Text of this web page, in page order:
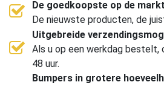
De goedkoopste op de markt
De nieuwste producten, de
Uitgebreide
Als u op een werkdag bestelt,
48 uur.
Bumpers in grotere